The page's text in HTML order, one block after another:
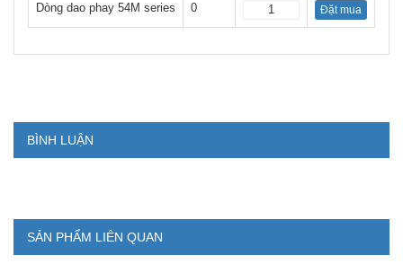
Dòng dao phay 54M series 0 Đặt mua
BÌNH LUẬN
SẢN PHẨM LIÊN QUAN